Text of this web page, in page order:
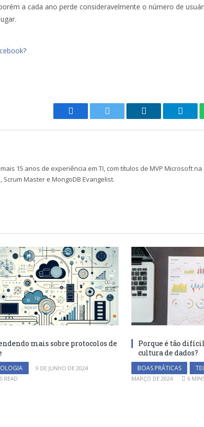
a cada ano perde consideravelmente o número de
?
Facebook Twitter LinkedIn
15 anos de experiência em TI, com títulos de MVP Microsoft
Master e MongoDB Evangelist.
mais sobre protocolos de
9 DE JUNHO DE 2024
READ
Porque é tão
cultura de dados?
BOAS PRÁTICAS
MARÇO DE 2024
6